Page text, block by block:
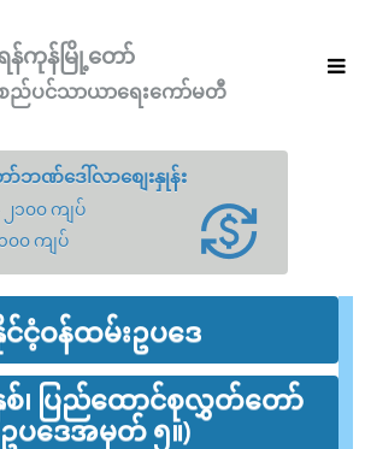
န်ကုန်မြို့တော်
ည်ပင်သာယာရေးကော်မတီ
ဘဏ်ဒေါ်လာစျေးနှုန်း
၂၁၀၀ ကျပ်
၀၀ ကျပ်
င်ငံ့ဝန်ထမ်းဥပဒေ
စ်၊ ပြည်ထောင်စုလွှတ်တော်
ဥပဒေအမှတ် ၅။)